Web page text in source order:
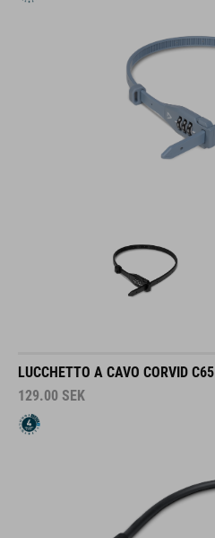
LUCCHETTO A CAVO CORVID C65
129.00 SEK